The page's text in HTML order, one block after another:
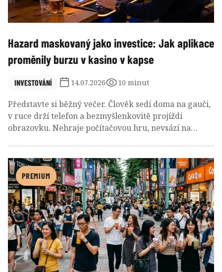
Hazard maskovaný jako investice: Jak aplikace
proměnily burzu v kasino v kapse
INVESTOVÁNÍ 14.07.2026 10 minut
Představte si běžný večer. Člověk sedí doma na gauči,
v ruce drží telefon a bezmyšlenkovitě projíždí
obrazovku. Nehraje počítačovou hru, nevsází na
akcie během několika minut vyrostla o tři procenta.
Telefon zavibruje. Na obrazovce vyskočí upozornění.
PREMIUM